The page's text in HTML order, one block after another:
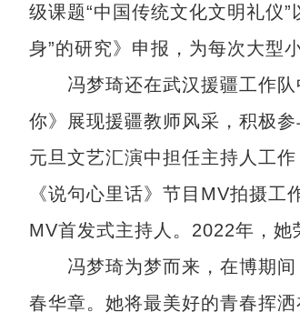
级课题“中国传统文化文明礼仪
身”的研究》申报，为每次大型
冯梦琦还在武汉援疆工作队
你》展现援疆教师风采，积极
元旦文艺汇演中担任主持人工
《说句心里话》节目MV拍摄工
MV首发式主持人。2022年，她
冯梦琦为梦而来，在博期间
春华章。她将最美好的青春挥